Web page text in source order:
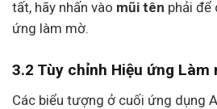
tất, hãy nhấn vào mũi tên phải để
ứng làm mờ.
3.2 Tùy chỉnh Hiệu ứng Làm
Các biểu tượng ở cuối ứng dụng